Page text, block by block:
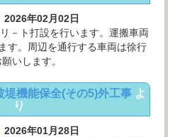
年02月02日
－ト打設を行います。運搬車両
す。周辺を通行する車両は徐行
いします。
堤機能保全(その5)外工事 よ
り
年01月28日